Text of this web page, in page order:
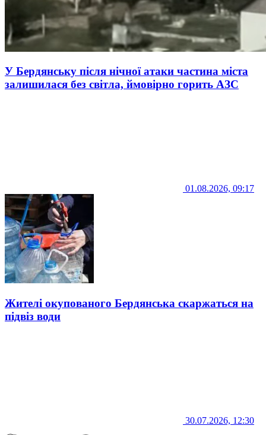
У Бердянську після нічної атаки частина міста
залишилася без світла, ймовірно горить АЗС
01.08.2026, 09:17
Жителі окупованого Бердянська скаржаться на
підвіз води
30.07.2026, 12:30